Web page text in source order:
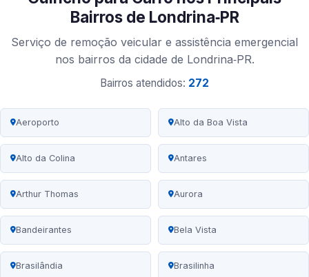
Bairros de Londrina‑PR
Serviço de remoção veicular e assistência emergencial
nos bairros da cidade de Londrina‑PR.
Bairros atendidos: 272
Aeroporto Alto da Boa Vista
Alto da Colina Antares
Arthur Thomas Aurora
Bandeirantes Bela Vista
Brasilândia Brasilinha